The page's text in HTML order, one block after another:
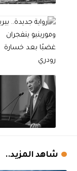
شاهد المزيد..